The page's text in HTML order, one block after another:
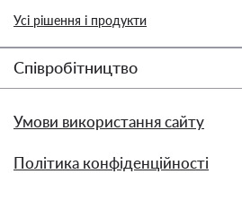
Усі рішення і продукти
Співробітництво
Умови використання сайту
Політика конфіденційності